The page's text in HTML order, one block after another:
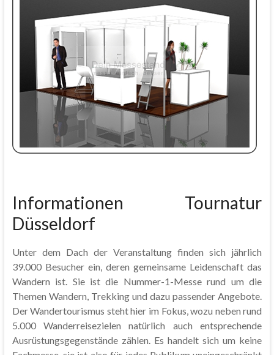
Informationen Tournatur
Düsseldorf
Unter dem Dach der Veranstaltung finden sich jährlich
39.000 Besucher ein, deren gemeinsame Leidenschaft das
Wandern ist. Sie ist die Nummer-1-Messe rund um die
Themen Wandern, Trekking und dazu passender Angebote.
Der Wandertourismus steht hier im Fokus, wozu neben rund
5.000 Wanderreisezielen natürlich auch entsprechende
Ausrüstungsgegenstände zählen. Es handelt sich um keine